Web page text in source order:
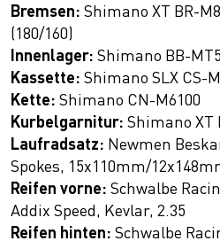
Bremsen: Shimano XT BR-
(180/160)
Innenlager: Shimano BB-
Kassette: Shimano SLX CS-
Kette: Shimano CN-M6100
Kurbelgarnitur: Shimano XT
Laufradsatz: Newmen
Spokes, 15x110mm/
Reifen vorne: Schwalbe
Addix Speed, Kevlar, 2.35
Reifen hinten: Schwalbe